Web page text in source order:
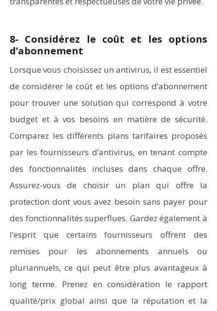
8- Considérez le coût et les options
d’abonnement
Lorsque vous choisissez un antivirus, il est essentiel
de considérer le coût et les options d’abonnement
pour trouver une solution qui correspond à votre
budget et à vos besoins en matière de sécurité.
Comparez les différents plans tarifaires proposés
par les fournisseurs d’antivirus, en tenant compte
des fonctionnalités incluses dans chaque offre.
Assurez-vous de choisir un plan qui offre la
protection dont vous avez besoin sans payer pour
des fonctionnalités superflues. Gardez également à
l’esprit que certains fournisseurs offrent des
remises pour les abonnements annuels ou
pluriannuels, ce qui peut être plus avantageux à
long terme. Prenez en considération le rapport
qualité/prix global ainsi que la réputation et la